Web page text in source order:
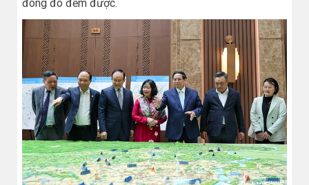
đong đo đếm được.